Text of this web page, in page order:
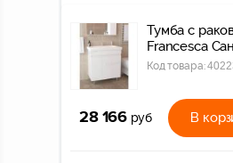
Тумба с
Francesca
Код товара:
28 166 руб В